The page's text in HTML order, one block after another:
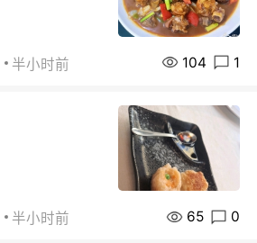
半小时前 104 1
半小时前 65 0